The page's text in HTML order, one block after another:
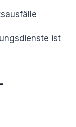
ist